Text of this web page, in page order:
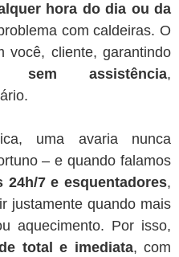
hora do dia ou da
com caldeiras. O
você, cliente, garantindo
sem assistência,
uma avaria nunca
– e quando falamos
24h/7 e esquentadores,
justamente quando mais
aquecimento. Por isso,
total e imediata, com